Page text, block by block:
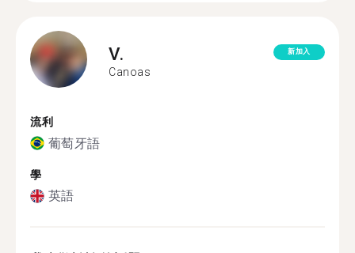
V.
Canoas
新加入
流利
葡萄牙語
學
英語